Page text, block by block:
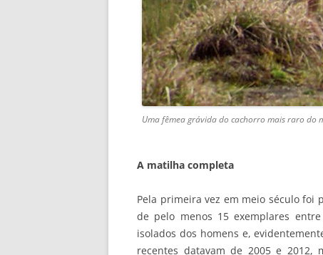
Uma fêmea grávida do cachorro mais raro do
A matilha completa
Pela primeira vez em meio século foi
de pelo menos 15 exemplares
isolados dos homens e,
recentes datavam de 2005 e 2012,